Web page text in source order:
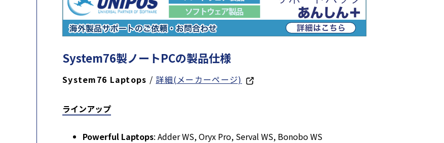
System76製ノートPCの製品仕様
System76 Laptops / 詳細(メーカーページ)
ラインアップ
Powerful Laptops: Adder WS, Oryx Pro, Serval WS, Bonobo WS